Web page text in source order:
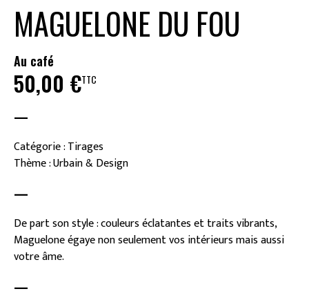
MAGUELONE DU FOU
Au café
50,00 €TTC
—
Catégorie : Tirages
Thème : Urbain & Design
—
De part son style : couleurs éclatantes et traits vibrants,
Maguelone égaye non seulement vos intérieurs mais aussi
votre âme.
—